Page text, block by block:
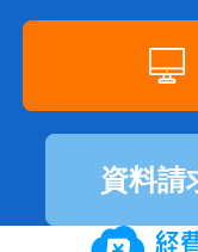
資料請